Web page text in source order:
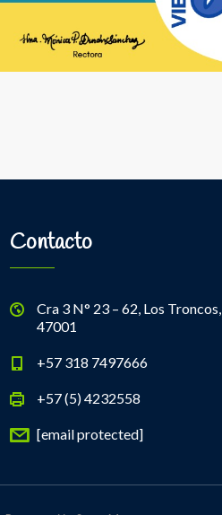
Contacto
Cra 3 N° 23 – 62, Los Troncos,
47001
+57 318 7497666
+57 (5) 4232558
[email protected]